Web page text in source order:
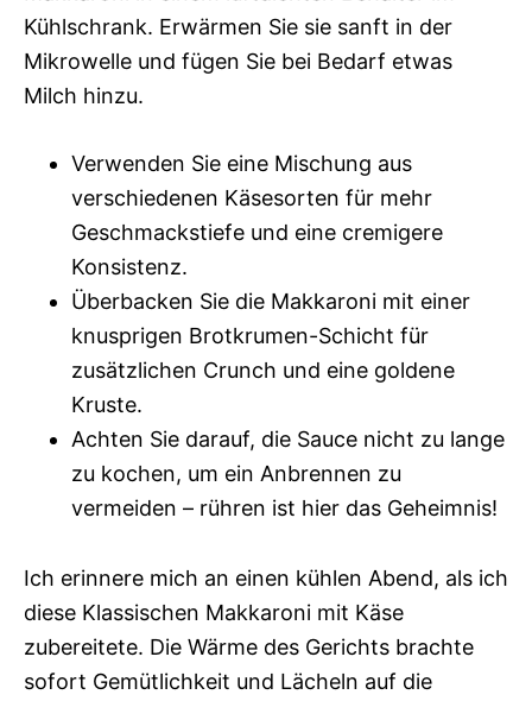
Kühlschrank. Erwärmen Sie sie sanft in der
Mikrowelle und fügen Sie bei Bedarf etwas
Milch hinzu.
Verwenden Sie eine Mischung aus
verschiedenen Käsesorten für mehr
Geschmackstiefe und eine cremigere
Konsistenz.
Überbacken Sie die Makkaroni mit einer
knusprigen Brotkrumen-Schicht für
zusätzlichen Crunch und eine goldene
Kruste.
Achten Sie darauf, die Sauce nicht zu lange
zu kochen, um ein Anbrennen zu
vermeiden – rühren ist hier das Geheimnis!
Ich erinnere mich an einen kühlen Abend, als ich
diese Klassischen Makkaroni mit Käse
zubereitete. Die Wärme des Gerichts brachte
sofort Gemütlichkeit und Lächeln auf die